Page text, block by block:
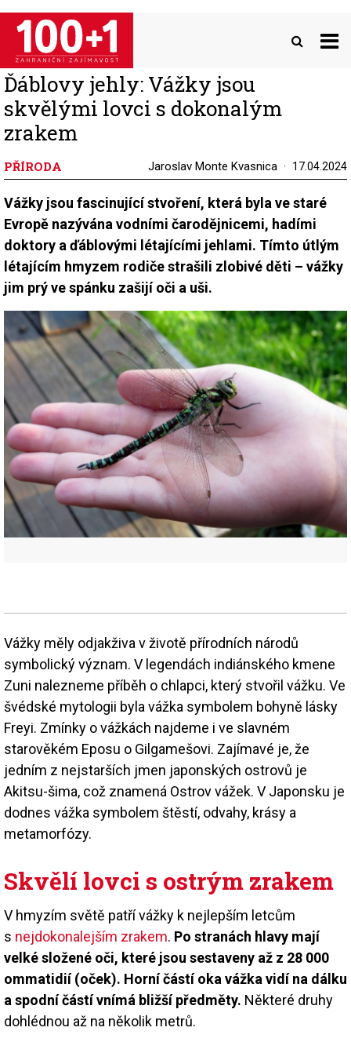
Přejít
hlavnímu
obsahu
Ďáblovy jehly: Vážky jsou
skvělými lovci s dokonalým
zrakem
PŘÍRODA Jaroslav Monte Kvasnica 17.04.2024
Vážky jsou fascinující stvoření, která byla ve staré
Evropě nazývána vodními čarodějnicemi, hadími
doktory a ďáblovými létajícími jehlami. Tímto útlým
létajícím hmyzem rodiče strašili zlobivé děti – vážky
jim prý ve spánku zašijí oči a uši.
Vážky měly odjakživa v životě přírodních národů
symbolický význam. V legendách indiánského kmene
Zuni nalezneme příběh o chlapci, který stvořil vážku. Ve
švédské mytologii byla vážka symbolem bohyně lásky
Freyi. Zmínky o vážkách najdeme i ve slavném
starověkém Eposu o Gilgamešovi. Zajímavé je, že
jedním z nejstarších jmen japonských ostrovů je
Akitsu-šima, což znamená Ostrov vážek. V Japonsku je
dodnes vážka symbolem štěstí, odvahy, krásy a
metamorfózy.
Skvělí lovci s ostrým zrakem
V hmyzím světě patří vážky k nejlepším letcům
s nejdokonalejším zrakem. Po stranách hlavy mají
velké složené oči, které jsou sestaveny až z 28 000
ommatidií (oček). Horní částí oka vážka vidí na dálku
a spodní částí vnímá bližší předměty. Některé druhy
dohlédnou až na několik metrů.